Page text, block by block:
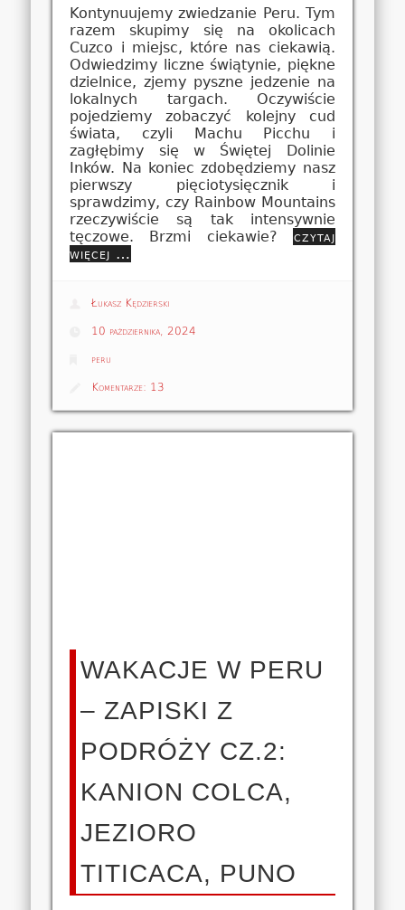
Kontynuujemy zwiedzanie Peru. Tym
razem skupimy się na okolicach
Cuzco i miejsc, które nas ciekawią.
Odwiedzimy liczne świątynie, piękne
dzielnice, zjemy pyszne jedzenie na
lokalnych targach. Oczywiście
pojedziemy zobaczyć kolejny cud
świata, czyli Machu Picchu i
zagłębimy się w Świętej Dolinie
Inków. Na koniec zdobędziemy nasz
pierwszy pięciotysięcznik i
sprawdzimy, czy Rainbow Mountains
rzeczywiście są tak intensywnie
tęczowe. Brzmi ciekawie? czytaj
więcej …
Łukasz Kędzierski
10 października, 2024
peru
Komentarze: 13
WAKACJE W PERU
– ZAPISKI Z
PODRÓŻY CZ.2:
KANION COLCA,
JEZIORO
TITICACA, PUNO